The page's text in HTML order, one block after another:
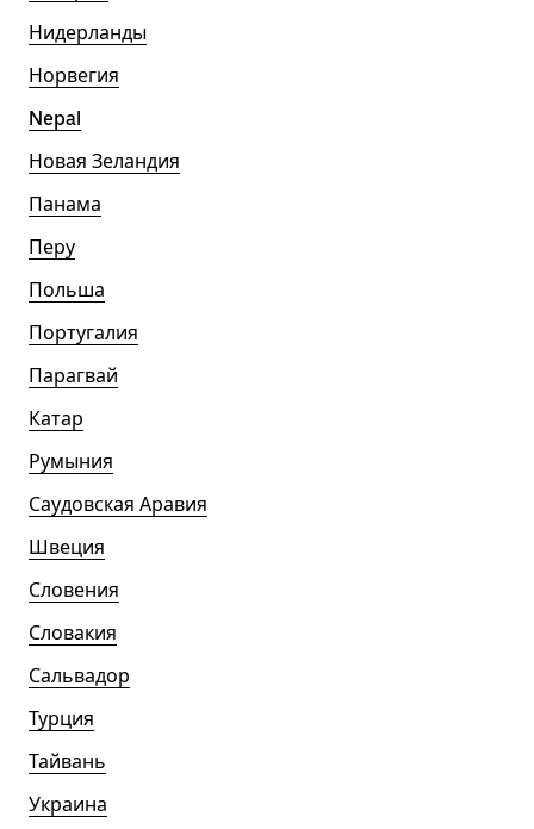
Нидерланды
Норвегия
Nepal
Новая Зеландия
Панама
Перу
Польша
Португалия
Парагвай
Катар
Румыния
Саудовская Аравия
Швеция
Словения
Словакия
Сальвадор
Турция
Тайвань
Украина